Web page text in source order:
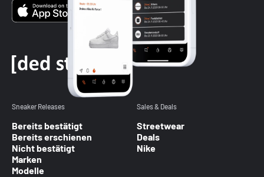
Sneaker Releases
Bereits bestätigt
Bereits erschienen
Nicht bestätigt
Marken
Modelle
Sales & Deals
Streetwear
Deals
Nike